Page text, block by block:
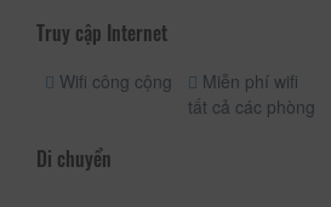
Truy cập Internet
Wifi công cộng
Miễn phí wifi
tất cả các phòng
Di chuyển